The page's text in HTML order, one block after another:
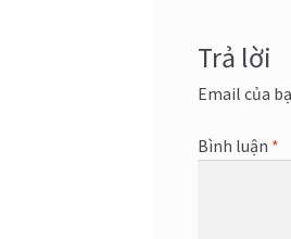
Trả lời
Email của
Bình luận *